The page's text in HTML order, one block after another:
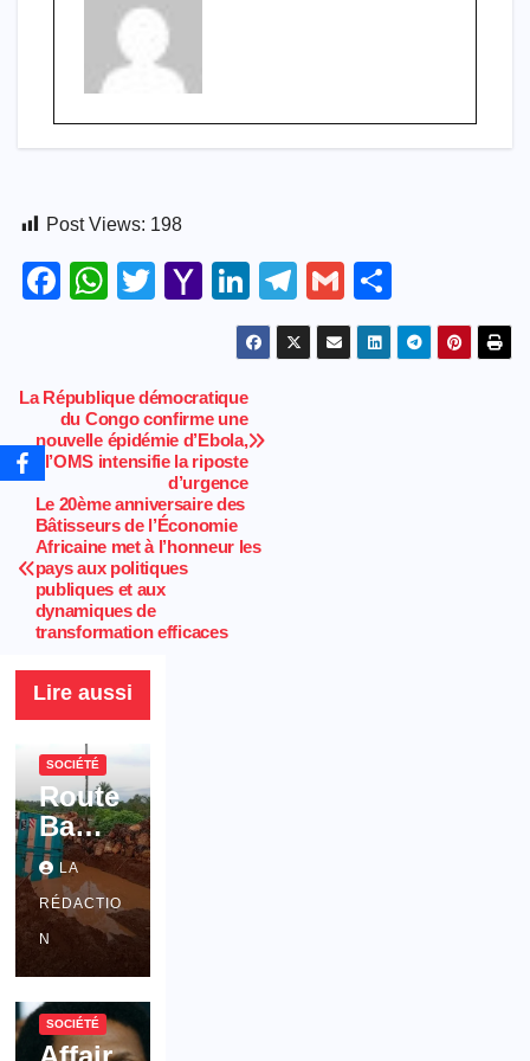
Post Views: 198
F
e
b
o
o
k
W
s
A
p
p
T
er
Y
o
o
M
ail
Li
n
k
dI
T
el
e
G
m
ail
h
ar
Navigation
de
l’article
La République démocratique
du Congo confirme une
nouvelle épidémie d’Ebola,
l’OMS intensifie la riposte
d’urgence
Le 20ème anniversaire des
Bâtisseurs de l’Économie
Africaine met à l’honneur les
pays aux politiques
publiques et aux
dynamiques de
transformation efficaces
Lire aussi
SOCIÉTÉ
Route
Bamb
alang-
Bafanj
i : La
dégra
dation
de
l’axe
LA
RÉDACTIO
N
SOCIÉTÉ